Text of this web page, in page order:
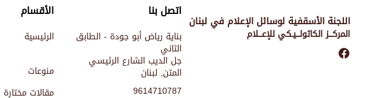
اللجنة الأسقفية لوسائل الإعلام في لبنان
المركـــز الكاثولـــيـكي للإعـــلام
اتصل بنا
بناية رياض أبو جودة - الطابق
الثاني
جل الديب الشارع الرئيسي
المتن, لبنان
9614710787
الأقسام
الرئيسية
منوعات
مقالات مختارة